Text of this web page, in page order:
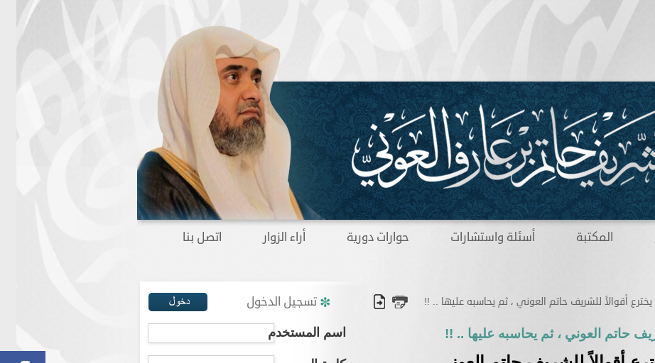
المكتبة أسئلة واستشارات حوارات دورية أراء الزوار اتصل بنا
أقوالاً للشريف حاتم العوني ، ثم يحاسبه عليها .. !!
حاتم العوني ، ثم يحاسبه عليها .. !!
تسجيل الدخول
اسم المستخدم